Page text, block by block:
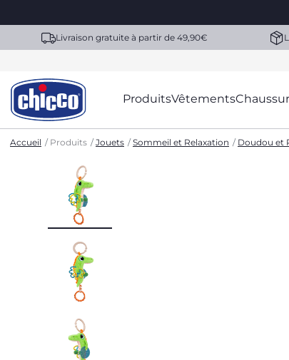
Livraison gratuite à partir de 49,90€
ProduitsVêtements
Accueil Produits Jouets Sommeil et Relaxation Doudou et